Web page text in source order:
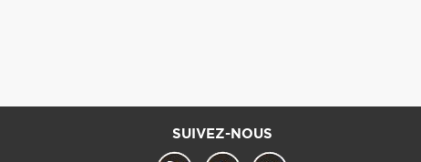
SUIVEZ-NOUS